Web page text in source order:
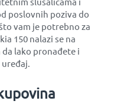
poslovnih poziva do
vam je potrebno za
150 nalazi se na
lako pronađete i